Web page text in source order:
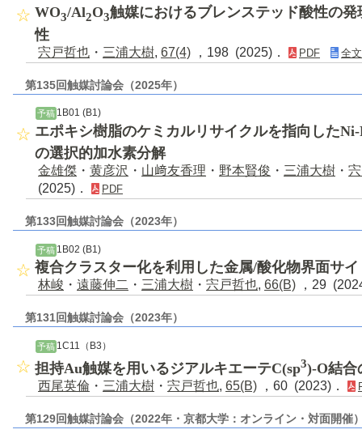
WO3/Al2O3触媒におけるブレンステッド酸性の
性
宍戸哲也 ・ 三浦大樹, 67(4) ，198 (2025)． PDF 全
第135回触媒討論会（2025年）
予稿 1B01 (B1)
エポキシ樹脂のケミカルリサイクルを指向したNi-
の選択的加水素分解
金雄傑 ・ 黄彦沢 ・ 山﨑友香理 ・ 野本賢俊 ・ 三浦大樹 ・
(2025)．
PDF
第133回触媒討論会（2023年）
予稿1B02 (B1)
複合クラスター化を利用した金属/酸化物界面サ
林峻 ・ 遠藤伸二 ・ 三浦大樹 ・ 宍戸哲也, 66(B) ，29
第131回触媒討論会（2023年）
予稿1C11（B3）
担持Au触媒を用いるジアルキエーテC(sp3)-O結合
西尾英倫 ・ 三浦大樹 ・ 宍戸哲也, 65(B) ，60 (2023)．
第129回触媒討論会（2022年・京都大学：オンライン・対面開催